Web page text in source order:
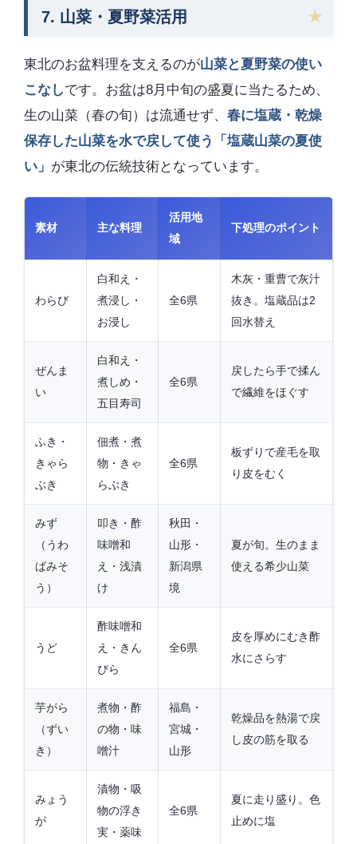
7. 山菜・夏野菜活用
東北のお盆料理を支えるのが山菜と夏野菜の使い
こなしです。お盆は8月中旬の盛夏に当たるため、
生の山菜（春の旬）は流通せず、 春に塩蔵・乾燥
保存した山菜を水で戻して使う「塩蔵山菜の夏使
い」 が東北の伝統技術となっています。
素材 主な料理
活用地
域
下処理のポイント
わらび
白和え・
煮浸し・
お浸し
全6県
木灰・重曹で灰汁
抜き。塩蔵品は2
回水替え
ぜんま
い
白和え・
煮しめ・
五目寿司
全6県
戻したら手で揉ん
で繊維をほぐす
ふき・
きゃら
ぶき
佃煮・煮
物・きゃ
らぶき
全6県
板ずりで産毛を取
り皮をむく
みず
（うわ
ばみそ
う）
叩き・酢
味噌和
え・浅漬
け
秋田・
山形・
新潟県
境
夏が旬。生のまま
使える希少山菜
うど
酢味噌和
え・きん
ぴら
全6県
皮を厚めにむき酢
水にさらす
芋がら
（ずい
き）
煮物・酢
の物・味
噌汁
福島・
宮城・
山形
乾燥品を熱湯で戻
し皮の筋を取る
みょう
が
漬物・吸
物の浮き
実・薬味
全6県
夏に走り盛り。色
止めに塩